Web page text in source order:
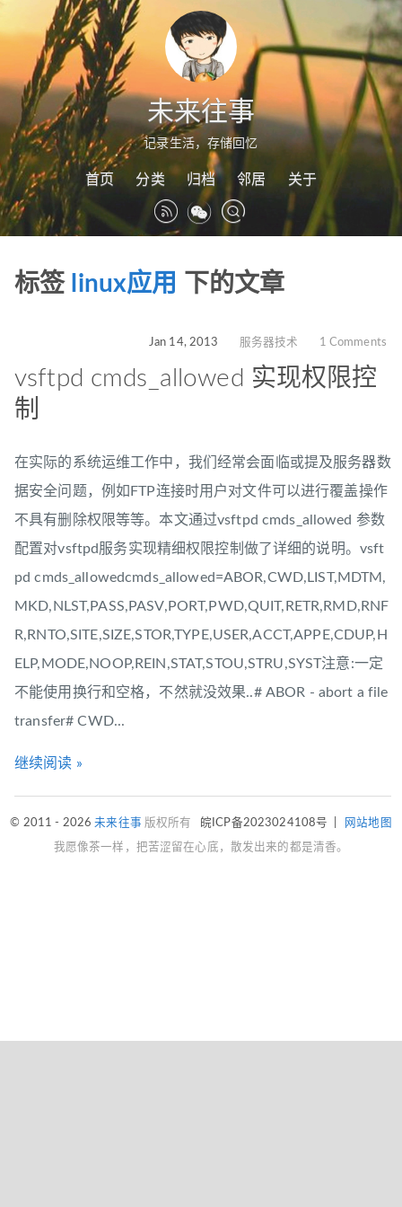
未来往事
记录生活，存储回忆
首页 分类 归档 邻居 关于
标签 linux应用 下的文章
Jan 14, 2013 服务器技术 1 Comments
vsftpd cmds_allowed 实现权限控
制
在实际的系统运维工作中，我们经常会面临或提及服务器数
据安全问题，例如FTP连接时用户对文件可以进行覆盖操作
不具有删除权限等等。本文通过vsftpd cmds_allowed 参数
配置对vsftpd服务实现精细权限控制做了详细的说明。vsft
pd cmds_allowedcmds_allowed=ABOR,CWD,LIST,MDTM,
MKD,NLST,PASS,PASV,PORT,PWD,QUIT,RETR,RMD,RNF
R,RNTO,SITE,SIZE,STOR,TYPE,USER,ACCT,APPE,CDUP,H
ELP,MODE,NOOP,REIN,STAT,STOU,STRU,SYST注意:一定
不能使用换行和空格，不然就没效果..# ABOR - abort a file
transfer# CWD...
继续阅读 »
© 2011 - 2026未来往事 版权所有 皖ICP备2023024108号 网站地图
我愿像茶一样，把苦涩留在心底，散发出来的都是清香。